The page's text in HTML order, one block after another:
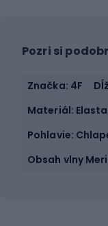
Pozri si
Značka: 4F
Materiál:
Pohlavie:
Obsah vlny